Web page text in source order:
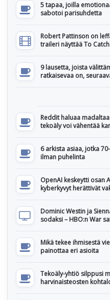
5 tapaa, joilla
sabotoi parisuhdetta
Robert Pattinson on
traileri näyttää To
9 lausetta, joista
ratkaisevaa on,
Reddit haluaa
tekoäly voi vähentää
6 arkista asiaa, jotka
ilman puhelinta
OpenAI keskeytti osan
kyberkyvyt herättivät
Dominic Westin ja
sodaksi – HBO:n War
Mikä tekee ihmisestä
painottaa eri asioita
Tekoäly-yhtiö silppusi
harvinaisteosten